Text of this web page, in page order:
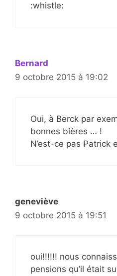
:whistle:
Bernard
9 octobre 2015 à 19:02
Oui, à Berck par
bonnes bières … !
N’est-ce pas Patrick
geneviève
9 octobre 2015 à 19:51
oui!!!!!! nous
pensions qu’il était